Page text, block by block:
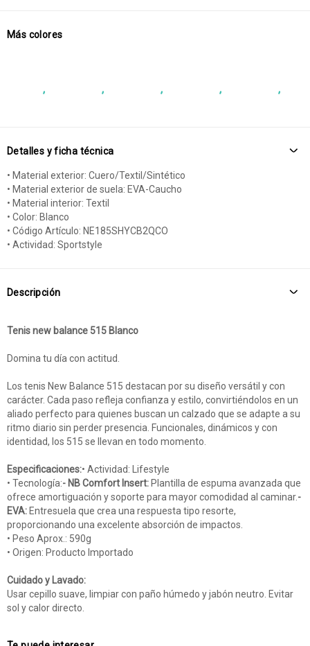
Más colores
Detalles y ficha técnica
• Material exterior: Cuero/Textil/Sintético
• Material exterior de suela: EVA-Caucho
• Material interior: Textil
• Color: Blanco
• Código Artículo: NE185SHYCB2QCO
• Actividad: Sportstyle
Descripción
Tenis new balance 515 Blanco
Domina tu día con actitud.
Los tenis New Balance 515 destacan por su diseño versátil y con
carácter. Cada paso refleja confianza y estilo, convirtiéndolos en un
aliado perfecto para quienes buscan un calzado que se adapte a su
ritmo diario sin perder presencia. Funcionales, dinámicos y con
identidad, los 515 se llevan en todo momento.
Especificaciones:• Actividad: Lifestyle
• Tecnología:- NB Comfort Insert: Plantilla de espuma avanzada que
ofrece amortiguación y soporte para mayor comodidad al caminar.-
EVA: Entresuela que crea una respuesta tipo resorte,
proporcionando una excelente absorción de impactos.
• Peso Aprox.: 590g
• Origen: Producto Importado
Cuidado y Lavado:
Usar cepillo suave, limpiar con paño húmedo y jabón neutro. Evitar
sol y calor directo.